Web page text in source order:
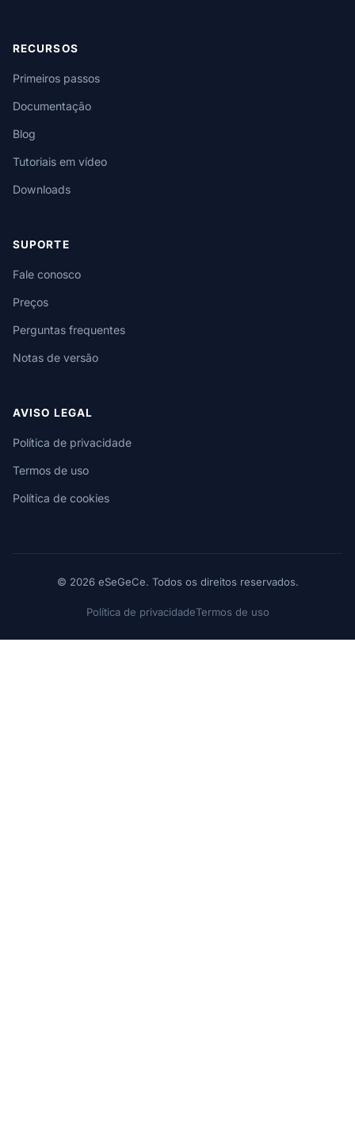
RECURSOS
Primeiros passos
Documentação
Blog
Tutoriais em vídeo
Downloads
SUPORTE
Fale conosco
Preços
Perguntas frequentes
Notas de versão
AVISO LEGAL
Política de privacidade
Termos de uso
Política de cookies
© 2026 eSeGeCe. Todos os direitos reservados.
Política de privacidadeTermos de uso